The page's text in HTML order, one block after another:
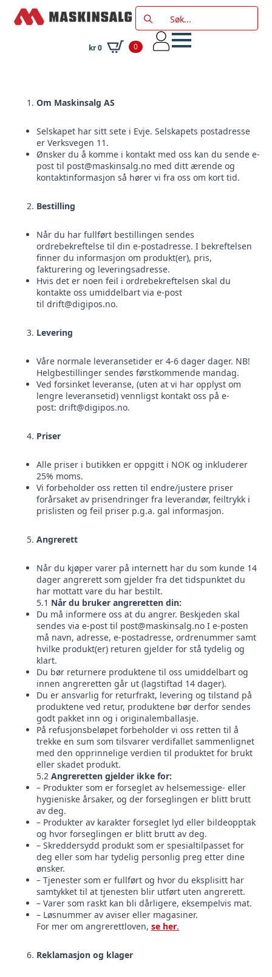
Search
for:
kr0 0
Om Maskinsalg AS
Selskapet har sitt sete i Evje. Selskapets postadresse
er Verksvegen 11.
Ønsker du å komme i kontakt med oss kan du sende e-
post til post@maskinsalg.no med ditt ærende og
kontaktinformasjon så hører vi fra oss om kort tid.
Bestilling
Når du har fullført bestillingen sendes
ordrebekreftelse til din e-postadresse. I bekreftelsen
finner du informasjon om produkt(er), pris,
fakturering og leveringsadresse.
Hvis det er noen feil i ordrebekreftelsen skal du
kontakte oss umiddelbart via e-post
til drift@digipos.no.
Levering
Våre normale leveransetider er 4-6 dager dager. NB!
Helgbestillinger sendes førstkommende mandag.
Ved forsinket leveranse, (uten at vi har opplyst om
lengre leveransetid) vennligst kontakt oss på e-
post: drift@digipos.no.
Priser
Alle priser i butikken er oppgitt i NOK og inkluderer
25% moms.
Vi forbeholder oss retten til endre/justere priser
forårsaket av prisendringer fra leverandør, feiltrykk i
prislisten og feil priser p.g.a. gal informasjon.
Angrerett
Når du kjøper varer på internett har du som kunde 14
dager angrerett som gjelder fra det tidspunktet du
har mottatt vare du har bestilt.
5.1 Når du bruker angreretten din:
Du må informere oss at du angrer. Beskjeden skal
sendes via e-post til post@maskinsalg.no I e-posten
må navn, adresse, e-postadresse, ordrenummer samt
hvilke produkt(er) returen gjelder for stå tydelig og
klart.
Du bør returnere produktene til oss umiddelbart og
innen angreretten går ut (lagstiftad 14 dager).
Du er ansvarlig for returfrakt, levering og tilstand på
produktene ved retur, produktene bør derfor sendes
godt pakket inn og i originalemballasje.
På refusjonsbeløpet forbeholder vi oss retten til å
trekke en sum som tilsvarer verdifallet sammenlignet
med den opprinnelige verdien til produktet for brukt
eller skadet produkt.
5.2 Angreretten gjelder ikke for:
– Produkter som er forseglet av helsemessige- eller
hygieniske årsaker, og der forseglingen er blitt brutt
av deg.
– Produkter av karakter forseglet lyd eller bildeopptak
og hvor forseglingen er blitt brutt av deg.
– Skreddersydd produkt som er spesialtilpasset for
deg eller som har tydelig personlig preg etter dine
ønsker.
– Tjenester som er fullført og hvor du eksplisitt har
samtykket til at tjenesten blir utført uten angrerett.
– Varer som raskt kan bli dårligere, eksempelvis mat.
– Løsnummer av aviser eller magasiner.
For mer om angrerettloven, se her.
Reklamasjon og klager